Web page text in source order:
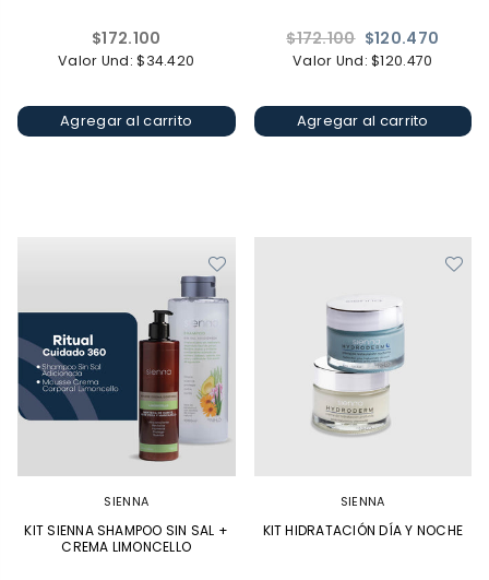
Precio
habitual
$172.100
Valor Und: $34.420
Agregar al carrito
Precio
habitual
$172.100 $120.470
Valor Und: $120.470
Agregar al carrito
SIENNA
KIT SIENNA SHAMPOO SIN SAL +
CREMA LIMONCELLO
SIENNA
KIT HIDRATACIÓN DÍA Y NOCHE